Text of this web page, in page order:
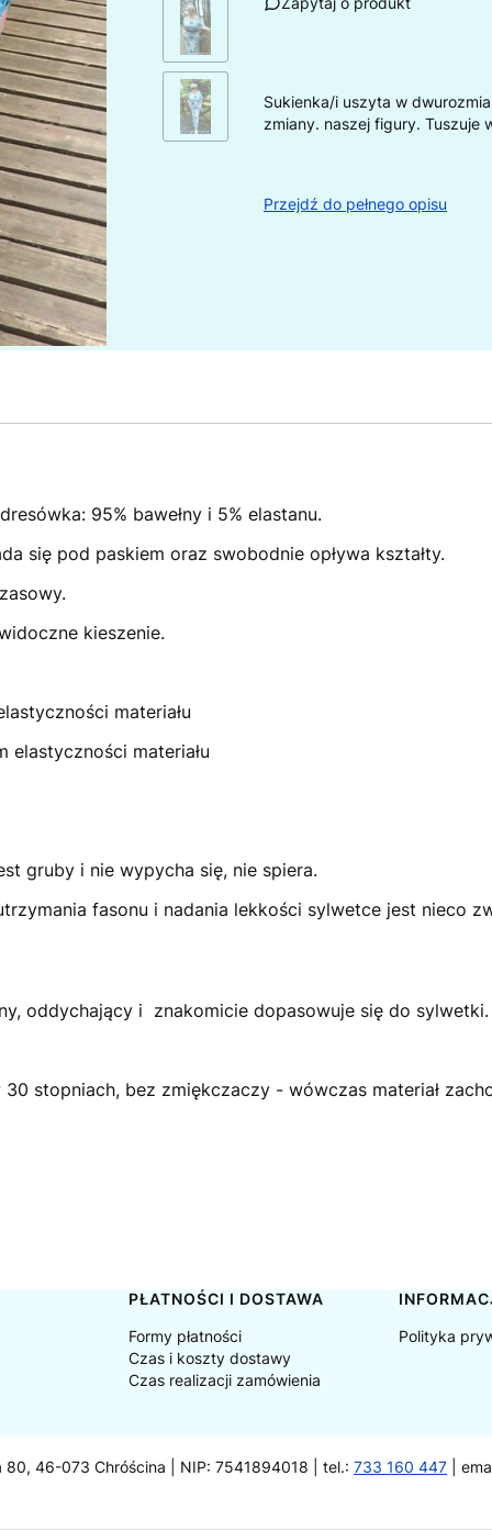
Sukienka/i uszyta w
zmiany. naszej figury. Tuszuje
Przejdź do pełnego opisu
95% bawełny i 5% elastanu.
się pod paskiem oraz swobodnie opływa kształty.
.
kieszenie.
materiału
elastyczności materiału
gruby i nie wypycha się, nie spiera.
fasonu i nadania lekkości sylwetce jest nieco
oddychający i znakomicie dopasowuje się do
stopniach, bez zmiękczaczy - wówczas materiał
PŁATNOŚCI I DOSTAWA
Formy płatności
Czas i koszty dostawy
Czas realizacji zamówienia
Polityka
80, 46-073 Chróścina | NIP: 7541894018 | tel.: 733 160 447 |